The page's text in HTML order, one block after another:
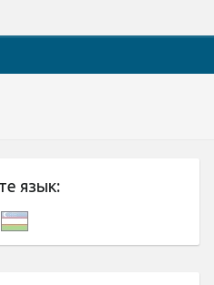
язык: